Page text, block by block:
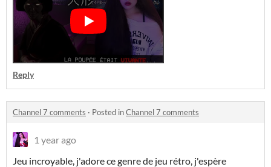
Reply
Channel 7 comments · Posted inChannel 7 comments
1 year ago
Jeu incroyable, j'adore ce genre de jeu rétro, j'espère